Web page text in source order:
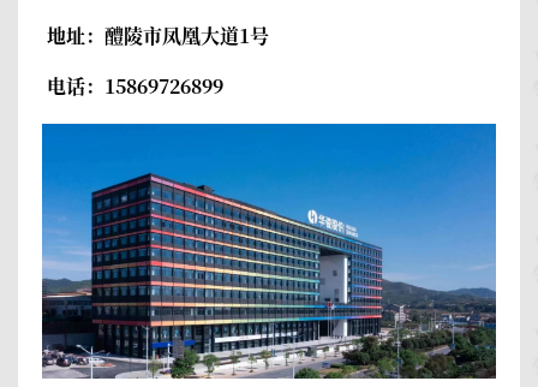
地址：醴陵市凤凰大道1号
电话：15869726899